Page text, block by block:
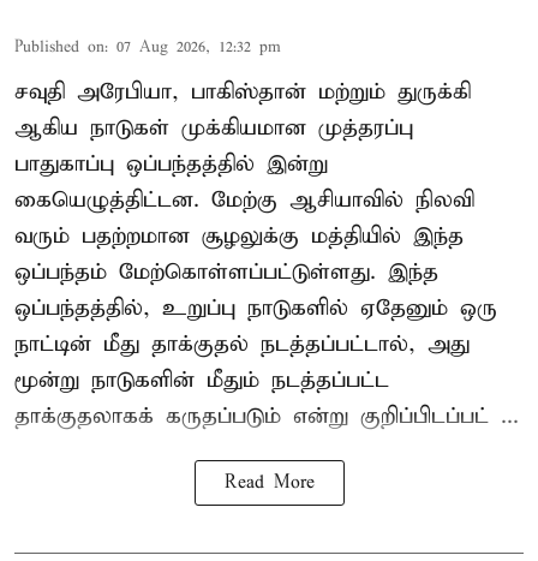
Published on: 07 Aug 2026, 12:32 pm
சவுதி அரேபியா, பாகிஸ்தான் மற்றும் துருக்கி
ஆகிய நாடுகள் முக்கியமான முத்தரப்பு
பாதுகாப்பு ஒப்பந்தத்தில் இன்று
கையெழுத்திட்டன. மேற்கு ஆசியாவில் நிலவி
வரும் பதற்றமான சூழலுக்கு மத்தியில் இந்த
ஒப்பந்தம் மேற்கொள்ளப்பட்டுள்ளது. இந்த
ஒப்பந்தத்தில், உறுப்பு நாடுகளில் ஏதேனும் ஒரு
நாட்டின் மீது தாக்குதல் நடத்தப்பட்டால், அது
மூன்று நாடுகளின் மீதும் நடத்தப்பட்ட
தாக்குதலாகக் கருதப்படும் என்று குறிப்பிடப்பட் ...
Read More